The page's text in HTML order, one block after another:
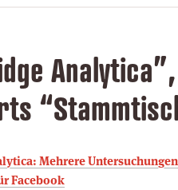
Mehrere
Facebook